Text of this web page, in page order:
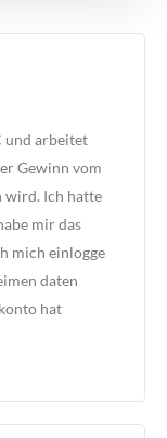
und arbeitet
Gewinn vom
wird. Ich hatte
mir das
mich einlogge
daten
hat